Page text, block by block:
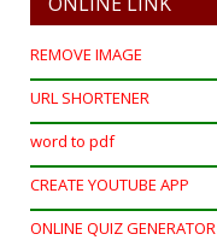
REMOVE IMAGE
URL SHORTENER
word to pdf
CREATE YOUTUBE APP
ONLINE QUIZ GENERATOR